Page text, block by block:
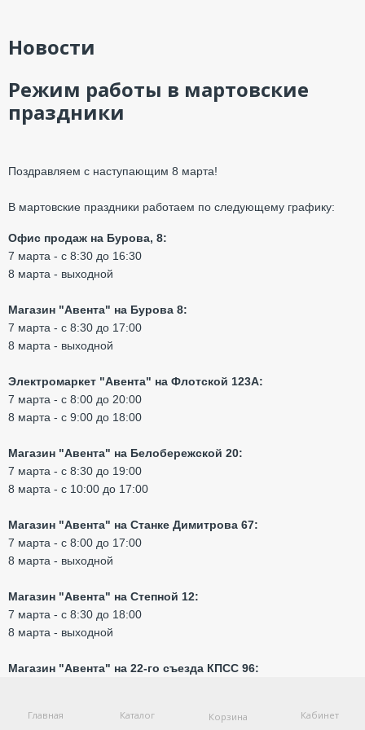
Новости
Режим работы в мартовские
праздники
Поздравляем с наступающим 8 марта!
В мартовские праздники работаем по следующему графику:
Офис продаж на Бурова, 8:
7 марта - с 8:30 до 16:30
8 марта - выходной
Магазин "Авента" на Бурова 8:
7 марта - с 8:30 до 17:00
8 марта - выходной
Электромаркет "Авента" на Флотской 123А:
7 марта - с 8:00 до 20:00
8 марта - с 9:00 до 18:00
Магазин "Авента" на Белобережской 20:
7 марта - с 8:30 до 19:00
8 марта - с 10:00 до 17:00
Магазин "Авента" на Станке Димитрова 67:
7 марта - с 8:00 до 17:00
8 марта - выходной
Магазин "Авента" на Степной 12:
7 марта - с 8:30 до 18:00
8 марта - выходной
Магазин "Авента" на 22-го съезда КПСС 96:
Главная Каталог Корзина Кабинет